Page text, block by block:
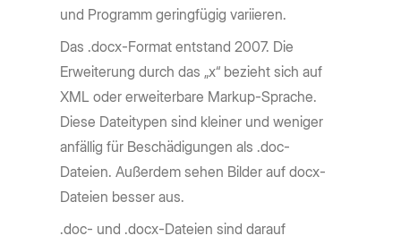
und Programm geringfügig variieren.
Das .docx-Format entstand 2007. Die
Erweiterung durch das „x“ bezieht sich auf
XML oder erweiterbare Markup-Sprache.
Diese Dateitypen sind kleiner und weniger
anfällig für Beschädigungen als .doc-
Dateien. Außerdem sehen Bilder auf docx-
Dateien besser aus.
.doc- und .docx-Dateien sind darauf